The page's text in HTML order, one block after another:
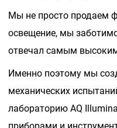
Мы не просто продаем
освещение, мы
отвечал самым
Именно поэтому мы
механических
лабораторию AQ